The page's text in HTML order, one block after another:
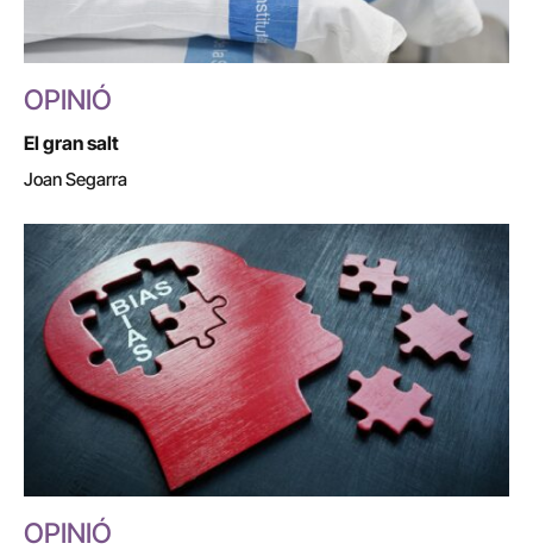
OPINIÓ
El gran salt
Joan Segarra
OPINIÓ